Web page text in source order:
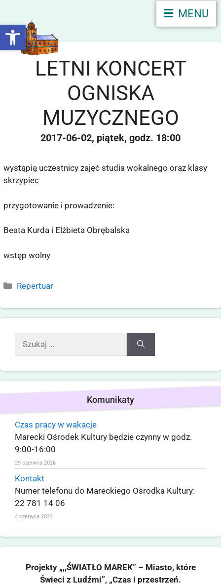
Otwórz pasek narzędzi
MENU
LETNI KONCERT
OGNISKA
MUZYCZNEGO
2017-06-02 piątek 18:00
wystąpią uczestnicy zajęć studia wokalnego oraz klasy
skrzypiec
przygotowanie i prowadzenie:
Beata Kurda i Elżbieta Obrębalska
wstęp wolny
Repertuar
Komunikaty
Czas pracy w wakacje
Marecki Ośrodek Kultury będzie czynny w godz.
9:00-16:00
29 czerwca 2026
Kontakt
Numer telefonu do Mareckiego Ośrodka Kultury:
22 781 14 06
4 czerwca 2024
Projekty „,,ŚWIATŁO MAREK” – Miasto, które
Świeci z Ludźmi”, „Czas i przestrzeń.